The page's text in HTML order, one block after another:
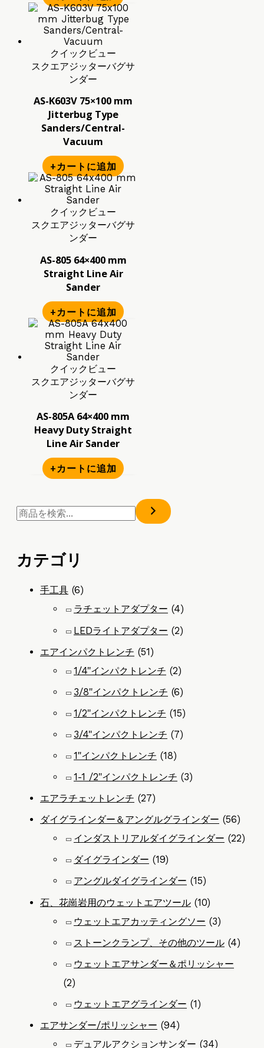
カテゴリ
手工具 (6)
ラチェットアダプター (4)
LEDライトアダプター (2)
エアインパクトレンチ (51)
1/4"インパクトレンチ (2)
3/8"インパクトレンチ (6)
1/2"インパクトレンチ (15)
3/4"インパクトレンチ (7)
1"インパクトレンチ (18)
1-1 /2"インパクトレンチ (3)
エアラチェットレンチ (27)
ダイグラインダー＆アングルグラインダー (56)
インダストリアルダイグラインダー (22)
ダイグラインダー (19)
アングルダイグラインダー (15)
石、花崗岩用のウェットエアツール (10)
ウェットエアカッティングソー (3)
ストーンクランプ、その他のツール (4)
ウェットエアサンダー＆ポリッシャー
(2)
ウェットエアグラインダー (1)
エアサンダー/ポリッシャー (94)
デュアルアクションサンダー (34)
クイックビュー
スクエアジッターバグサ
ンダー
AS-K603V 75×100 mm
Jitterbug Type
Sanders/Central-
Vacuum
+カートに追加
クイックビュー
スクエアジッターバグサ
ンダー
AS-805 64×400 mm
Straight Line Air
Sander
+カートに追加
クイックビュー
スクエアジッターバグサ
ンダー
AS-805A 64×400 mm
Heavy Duty Straight
Line Air Sander
+カートに追加